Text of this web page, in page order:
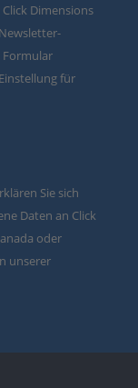
Dimensions
Formular
für
Sie sich
Daten an Click
oder
unserer